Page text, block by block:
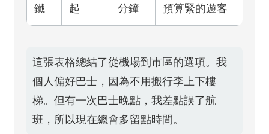
鐵
起
分鐘
預算緊的遊客
這張表格總結了從機場到市區的選項。我
個人偏好巴士，因為不用搬行李上下樓
梯。但有一次巴士晚點，我差點誤了航
班，所以現在總會多留點時間。